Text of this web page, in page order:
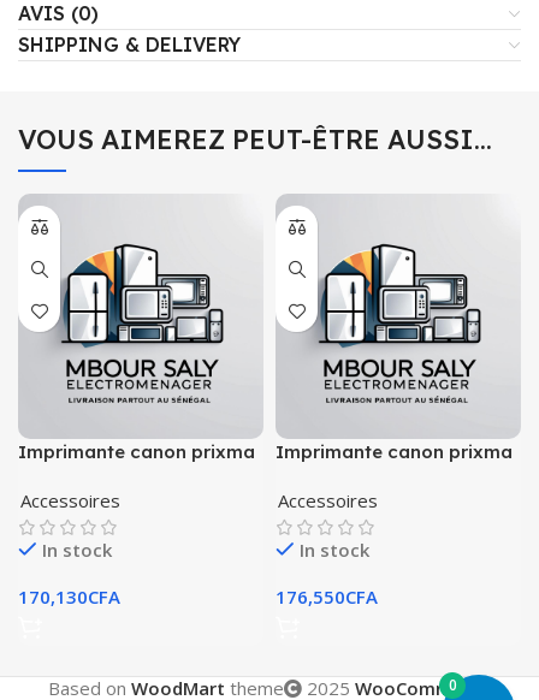
AVIS (0)
SHIPPING & DELIVERY
VOUS AIMEREZ PEUT-ÊTRE AUSSI…
Imprimante canon prixma
Accessoires
In stock
170,130CFA
Imprimante canon prixma
Accessoires
In stock
176,550CFA
Based on WoodMart theme 2025 WooCommerce
0